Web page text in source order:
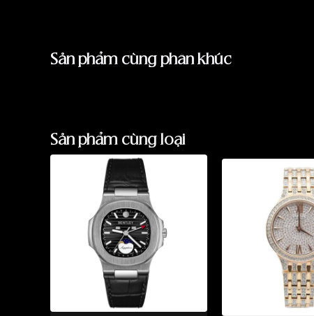
Sản phẩm cùng phân khúc
Sản phẩm cùng loại